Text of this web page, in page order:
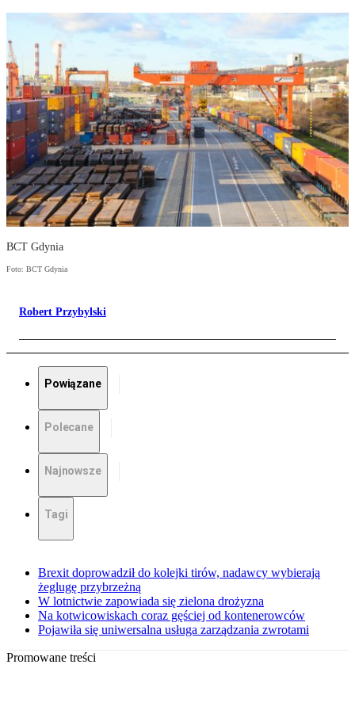
BCT Gdynia
Foto: BCT Gdynia
Robert Przybylski
Powiązane
Polecane
Najnowsze
Tagi
Brexit doprowadził do kolejki tirów, nadawcy wybierają
żeglugę przybrzeżną
W lotnictwie zapowiada się zielona drożyzna
Na kotwicowiskach coraz gęściej od kontenerowców
Pojawiła się uniwersalna usługa zarządzania zwrotami
Promowane treści